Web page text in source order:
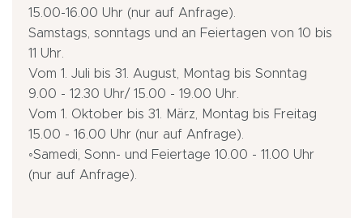
15.00-16.00 Uhr (nur auf Anfrage).
Samstags, sonntags und an Feiertagen von 10 bis
11 Uhr.
Vom 1. Juli bis 31. August, Montag bis Sonntag
9.00 - 12.30 Uhr/ 15.00 - 19.00 Uhr.
Vom 1. Oktober bis 31. März, Montag bis Freitag
15.00 - 16.00 Uhr (nur auf Anfrage).
◦Samedi, Sonn- und Feiertage 10.00 - 11.00 Uhr
(nur auf Anfrage).